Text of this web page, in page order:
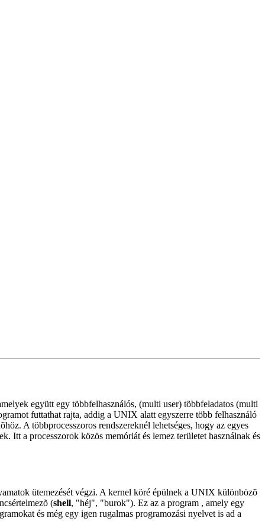
együtt egy többfelhasználós, (multi user) többfeladatos (multi
futtathat rajta, addig a UNIX alatt egyszerre több felhasználó
A többprocesszoros rendszereknél lehetséges, hogy az egyes
Itt a processzorok közös memóriát és lemez területet használnak és
ütemezését végzi. A kernel köré épülnek a UNIX különbözõ
(shell, "héj", "burok"). Ez az a program , amely egy
és még egy igen rugalmas programozási nyelvet is ad a